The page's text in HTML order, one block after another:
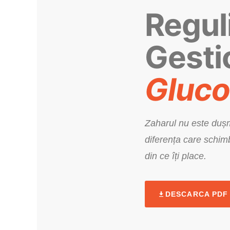
Zaharul nu este
diferența care
din ce îți place.
DESCARCA PDF